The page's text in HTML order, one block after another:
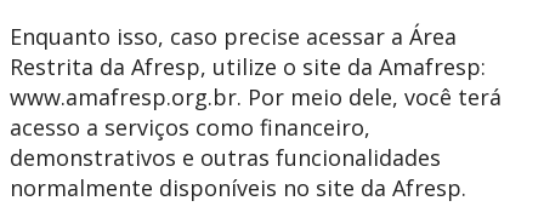
Enquanto isso, caso precise acessar a Área
Restrita da Afresp, utilize o site da Amafresp:
www.amafresp.org.br. Por meio dele, você terá
acesso a serviços como financeiro,
demonstrativos e outras funcionalidades
normalmente disponíveis no site da Afresp.